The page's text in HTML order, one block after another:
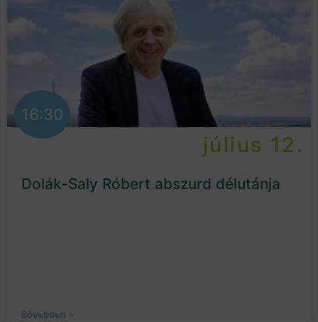
16:30
július 12.
Dolák-Saly Róbert abszurd délutánja
Bővebben »